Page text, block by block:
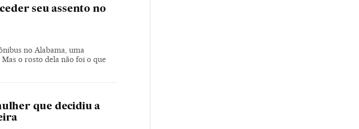
seu assento no
no Alabama, uma
o rosto dela não foi o que
que decidiu a